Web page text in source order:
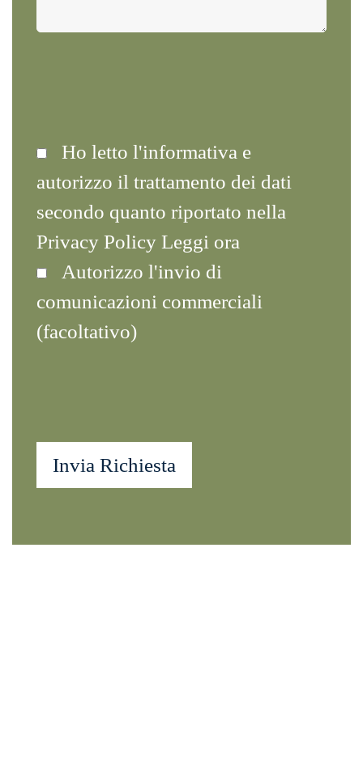
Ho letto l'informativa e
autorizzo il trattamento dei dati
secondo quanto riportato nella
Privacy Policy Leggi ora
Autorizzo l'invio di
comunicazioni commerciali
(facoltativo)